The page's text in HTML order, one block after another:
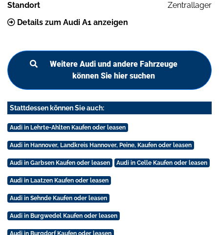
Standort
Zentrallager
Details zum Audi A1 anzeigen
Weitere Audi und andere Fahrzeuge
können Sie hier suchen
Stattdessen können Sie auch:
Audi in Lehrte-Ahlten Kaufen oder leasen
Audi in Hannover, Landkreis Hannover, Peine, Kaufen oder leasen
Audi in Garbsen Kaufen oder leasen Audi in Celle Kaufen oder leasen
Audi in Laatzen Kaufen oder leasen
Audi in Sehnde Kaufen oder leasen
Audi in Burgwedel Kaufen oder leasen
Audi in Burgdorf Kaufen oder leasen